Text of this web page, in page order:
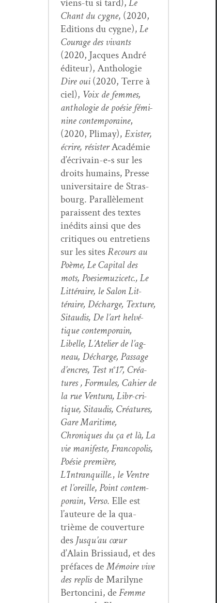
Chant du cygne, (2020,
Edi­tions du cygne), Le
Courage des vivants
(2020, Jacques André
édi­teur), Antholo­gie
Dire oui(2020, Terre à
ciel), Voix de femmes,
antholo­gie de poésie fémi­
nine con­tem­po­raine,
(2020, Pli­may), Exis­ter,
écrire, résis­terAcadémie
d’écrivain-e‑s sur les
droits humains, Presse
uni­ver­si­taire de Stras­
bourg. Par­al­lèle­ment
parais­sent des textes
inédits ain­si que des
cri­tiques ou entre­tiens
sur les sitesRecours au
Poème, Le Cap­i­tal des
mots, Poe­siemuz­icetc., Le
Lit­téraire, le Salon Lit­
téraire, Décharge, Tex­ture,
Sitaud­is, De l’art helvé­
tique con­tem­po­rain,
Libelle, L’Atelier de l’ag­
neau, Décharge, Pas­sage
d’en­cres, Test n°17, Créa­
tures , For­mules, Cahi­er de
la rue Ven­tu­ra, Libr-cri­
tique, Sitaud­is, Créa­tures,
Gare Mar­itime,
Chroniques du ça et là, La
vie man­i­feste, Fran­copo­lis,
Poésie pre­mière,
L’Intranquille., le Ven­tre
et l’or­eille, Point con­tem­
po­rain, Ver­so. Elle est
l’auteure de la qua­
trième de cou­ver­ture
des Jusqu’au cœur
d’Alain Bris­si­aud, et des
pré­faces deMémoire vive
des replisde Mar­i­lyne
Bertonci­ni, deFemme